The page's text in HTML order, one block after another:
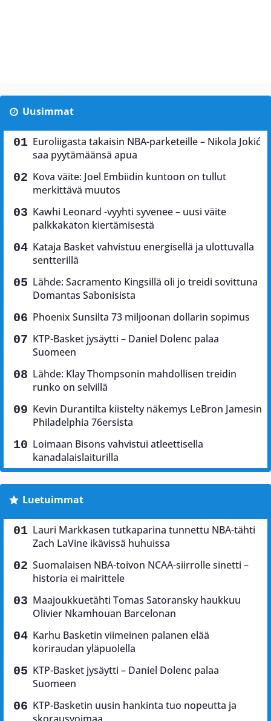
Uusimmat
Euroliigasta takaisin NBA-parketeille – Nikola Jokić
saa pyytämäänsä apua
Kova väite: Joel Embiidin kuntoon on tullut
merkittävä muutos
Kawhi Leonard -vyyhti syvenee – uusi väite
palkkakaton kiertämisestä
Kataja Basket vahvistuu energisellä ja ulottuvalla
sentterillä
Lähde: Sacramento Kingsillä oli jo treidi sovittuna
Domantas Sabonisista
Phoenix Sunsilta 73 miljoonan dollarin sopimus
KTP-Basket jysäytti – Daniel Dolenc palaa
Suomeen
Lähde: Klay Thompsonin mahdollisen treidin
runko on selvillä
Kevin Durantilta kiistelty näkemys LeBron Jamesin
Philadelphia 76ersista
Loimaan Bisons vahvistui atleettisella
kanadalaislaiturilla
Luetuimmat
Lauri Markkasen tutkaparina tunnettu NBA-tähti
Zach LaVine ikävissä huhuissa
Suomalaisen NBA-toivon NCAA-siirrolle sinetti –
historia ei mairittele
Maajoukkuetähti Tomas Satoransky haukkuu
Olivier Nkamhouan Barcelonan
Karhu Basketin viimeinen palanen elää
koriraudan yläpuolella
KTP-Basket jysäytti – Daniel Dolenc palaa
Suomeen
KTP-Basketin uusin hankinta tuo nopeutta ja